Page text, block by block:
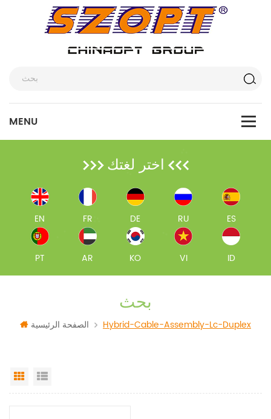
اختر لغتك
EN FR DE RU ES
PT AR KO VI ID
بحث
الصفحة الرئيسية Hybrid-Cable-Assembly-Lc-Duplex
Grid View